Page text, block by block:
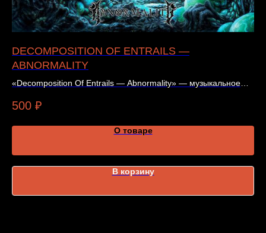
DECOMPOSITION OF ENTRAILS —
ABNORMALITY
«Decomposition Of Entrails — Abnormality» — музыкальное
500 ₽
О товаре
В корзину